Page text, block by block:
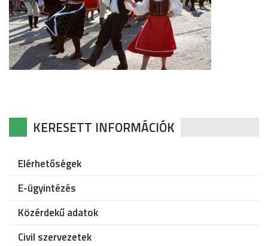
KERESETT INFORMÁCIÓK
Elérhetőségek
E-ügyintézés
Közérdekű adatok
Civil szervezetek